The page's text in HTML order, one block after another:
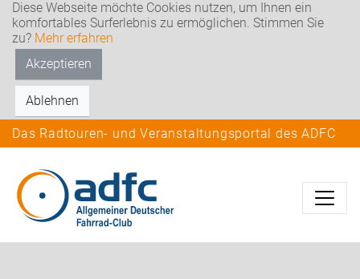
Diese Webseite möchte Cookies nutzen, um Ihnen ein
komfortables Surferlebnis zu ermöglichen. Stimmen Sie
zu? Mehr erfahren
Akzeptieren
Ablehnen
Das Radtouren- und Veranstaltungsportal des ADFC